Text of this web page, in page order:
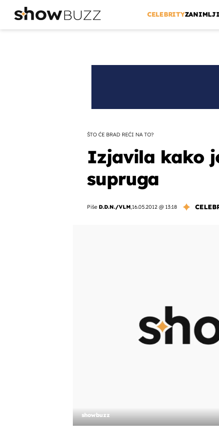
CELEBRITY
ŠTO ĆE BRAD REĆI NA TO?
Izjavila kako
supruga
Piše D.D.N./VLM,16.05.2012 @ 13:18
showbuzz